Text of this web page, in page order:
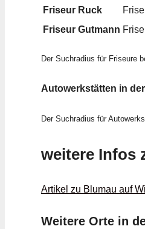
Friseur Ruck
Friseur Gutmann
Der Suchradius für Friseure
Autowerkstätten in
Der Suchradius für
weitere Infos
Artikel zu Blumau auf
Weitere Orte in